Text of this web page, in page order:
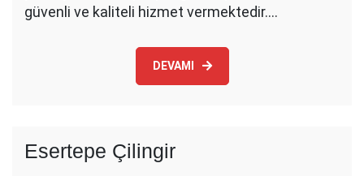
güvenli ve kaliteli hizmet vermektedir.…
DEVAMI
Esertepe Çilingir